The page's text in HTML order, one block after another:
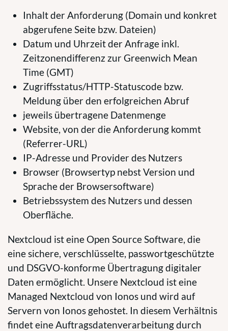
Inhalt der Anforderung (Domain und konkret
abgerufene Seite bzw. Dateien)
Datum und Uhrzeit der Anfrage inkl.
Zeitzonendifferenz zur Greenwich Mean
Time (GMT)
Zugriffsstatus/HTTP-Statuscode bzw.
Meldung über den erfolgreichen Abruf
jeweils übertragene Datenmenge
Website, von der die Anforderung kommt
(Referrer-URL)
IP-Adresse und Provider des Nutzers
Browser (Browsertyp nebst Version und
Sprache der Browsersoftware)
Betriebssystem des Nutzers und dessen
Oberfläche.
Nextcloud ist eine Open Source Software, die
eine sichere, verschlüsselte, passwortgeschützte
und DSGVO-konforme Übertragung digitaler
Daten ermöglicht. Unsere Nextcloud ist eine
Managed Nextcloud von Ionos und wird auf
Servern von Ionos gehostet. In diesem Verhältnis
findet eine Auftragsdatenverarbeitung durch